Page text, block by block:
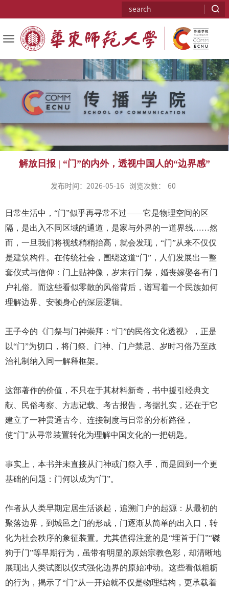
解放日报 | “门”的内外，透视中国人的“边界感”
发布时间：2026-05-16 浏览次数： 60
日常生活中，“门”似乎再寻常不过——它是物理空间的区
隔，是出入不同区域的通道，是家与外界的一道界线……然
而，一旦我们将视线稍稍抬高，就会发现，“门”从来不仅仅
是建筑构件。在传统社会，围绕这道“门”，人们发展出一整
套仪式与信仰：门上贴神像，岁末行门祭，婚丧嫁娶各有门
户礼俗。而这些看似零散的风俗背后，谱写着一个民族如何
理解边界、安顿身心的深层逻辑。
王子今的《门祭与门神崇拜：“门”的民俗文化透视》，正是
以“门”为切口，将门祭、门神、门户禁忌、岁时习俗乃至政
治礼制纳入同一解释框架。
这部著作的价值，不只在于其材料新奇，书中援引经典文
献、民俗考察、方志记载、考古报告，考据扎实，还在于它
建立了一种贯通古今、连接制度与日常的分析路径，
使“门”从寻常装置转化为理解中国文化的一把钥匙。
事实上，本书并未直接从门神或门祭入手，而是回到一个更
基础的问题：门何以成为“门”。
作者从人类早期定居生活谈起，追溯门户的起源：从最初的
聚落边界，到城邑之门的形成，门逐渐从简单的出入口，转
化为社会秩序的象征装置。尤其值得注意的是“埋首于门”“磔
狗于门”等早期行为，虽带有明显的原始宗教色彩，却清晰地
展现出人类试图以仪式强化边界的原始冲动。这些看似粗粝
的行为，揭示了“门”从一开始就不仅是物理结构，更承载着